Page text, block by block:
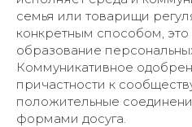
семья или товарищи
конкретным способом, это
образование
Коммуникативное
причастности к
положительные
формами досуга.